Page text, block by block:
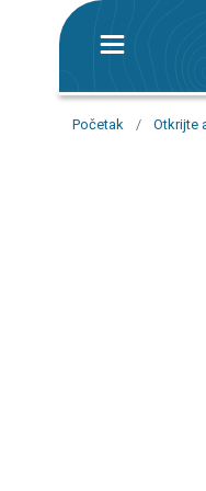
Početak / Otkrijte